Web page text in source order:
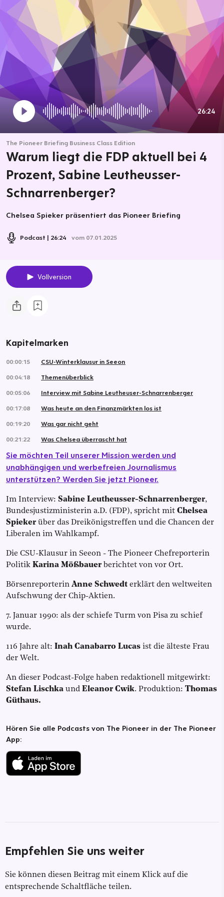
26:24
The Pioneer Briefing Business Class Edition
Warum liegt die FDP aktuell bei 4
Prozent, Sabine Leutheusser-
Schnarrenberger?
Chelsea Spieker präsentiert das Pioneer Briefing
Podcast 26:24 vom 07.01.2025
Vollversion
Kapitelmarken
00:00:15
CSU-Winterklausur in Seeon
00:04:18
Themenüberblick
00:05:06
Interview mit Sabine Leutheuser-Schnarrenberger
00:17:08
Was heute an den Finanzmärkten los ist
00:19:20
Was gar nicht geht
00:21:22
Was Chelsea überrascht hat
Sie möchten Teil unserer Mission werden und
unabhängigen und werbefreien Journalismus
unterstützen? Werden Sie jetzt Pioneer.
Im Interview: Sabine Leutheusser-Schnarrenberger,
Bundesjustizministerin a.D. (FDP), spricht mit Chelsea
Spiekerüber das Dreikönigstreffen und die Chancen der
Liberalen im Wahlkampf.
Die CSU-Klausur in Seeon - The Pioneer Chefreporterin
Politik Karina Mößbauerberichtet von vor Ort.
Börsenreporterin Anne Schwedt erklärt den weltweiten
Aufschwung der Chip-Aktien.
7. Januar 1990: als der schiefe Turm von Pisa zu schief
wurde.
116 Jahre alt: Inah Canabarro Lucas ist die älteste Frau
der Welt.
An dieser Podcast-Folge haben redaktionell mitgewirkt:
Stefan Lischka und Eleanor Cwik. Produktion: Thomas
Güthaus.
Hören Sie alle Podcasts von The Pioneer in der The Pioneer
App:
Empfehlen Sie uns weiter
Sie können diesen Beitrag mit einem Klick auf die
entsprechende Schaltfläche teilen.